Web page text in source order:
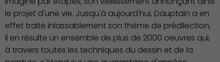
le projet d'une vie. Jusqu'à aujourd'hui, Dauptain a en
effet traité inlassablement son thème de prédilection,
il en résulte un ensemble de plus de 2000 oeuvres qui,
à travers toutes les techniques du dessin et de la